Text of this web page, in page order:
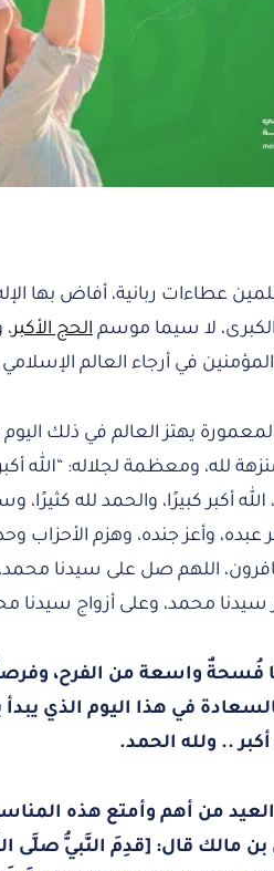
عطاءات ربانية، أفاض بها
لا سيما موسم الحج الأكبر
في أرجاء العالم
يهتز العالم في ذلك
لله، ومعظمة لجلاله: “الله أكبر،
الله أكبر كبيرًا، والحمد لله
وأعز جنده، وهزم الأحزاب
اللهم صل على سيدنا
سيدنا محمد، وعلى أزواج سيدنا
فُسحةٌ واسعة من الفرح،
في هذا اليوم الذي يبدأ
أكبر .. ولله الحمد.
العيد من أهم وأمتع هذه
مالك قال: [قدِمَ النَّبيُّ صلَّى